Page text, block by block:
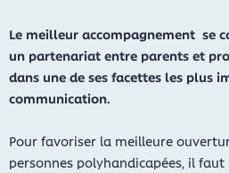
Le meilleur accompagnement se
un partenariat entre parents et
dans une de ses facettes les plus
communication.
Pour favoriser la meilleure
personnes polyhandicapées, il